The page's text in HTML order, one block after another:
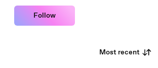
Follow
Most recent